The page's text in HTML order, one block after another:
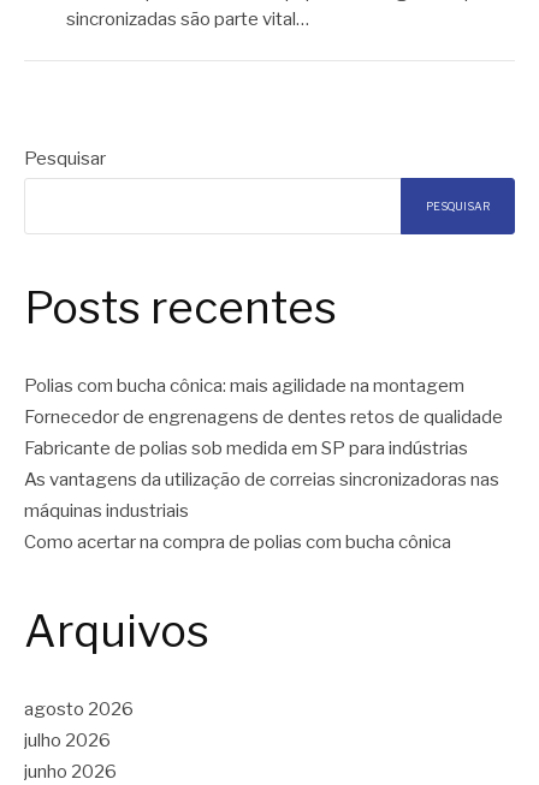
sincronizadas são parte vital…
Pesquisar
PESQUISAR
Posts recentes
Polias com bucha cônica: mais agilidade na montagem
Fornecedor de engrenagens de dentes retos de qualidade
Fabricante de polias sob medida em SP para indústrias
As vantagens da utilização de correias sincronizadoras nas
máquinas industriais
Como acertar na compra de polias com bucha cônica
Arquivos
agosto 2026
julho 2026
junho 2026